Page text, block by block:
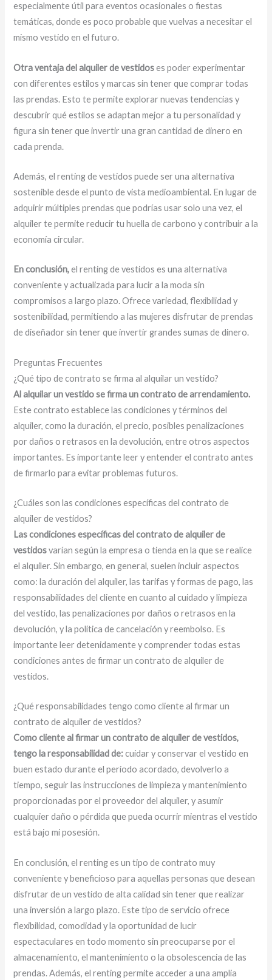
especialmente útil para eventos ocasionales o fiestas
temáticas, donde es poco probable que vuelvas a necesitar el
mismo vestido en el futuro.
Otra ventaja del alquiler de vestidoses poder experimentar
con diferentes estilos y marcas sin tener que comprar todas
las prendas. Esto te permite explorar nuevas tendencias y
descubrir qué estilos se adaptan mejor a tu personalidad y
figura sin tener que invertir una gran cantidad de dinero en
cada prenda.
Además, el renting de vestidos puede ser una alternativa
sostenible desde el punto de vista medioambiental. En lugar de
adquirir múltiples prendas que podrías usar solo una vez, el
alquiler te permite reducir tu huella de carbono y contribuir a la
economía circular.
En conclusión,el renting de vestidos es una alternativa
conveniente y actualizada para lucir a la moda sin
compromisos a largo plazo. Ofrece variedad, flexibilidad y
sostenibilidad, permitiendo a las mujeres disfrutar de prendas
de diseñador sin tener que invertir grandes sumas de dinero.
Preguntas Frecuentes
¿Qué tipo de contrato se firma al alquilar un vestido?
Al alquilar un vestido se firma un contrato de arrendamiento.
Este contrato establece las condiciones y términos del
alquiler, como la duración, el precio, posibles penalizaciones
por daños o retrasos en la devolución, entre otros aspectos
importantes. Es importante leer y entender el contrato antes
de firmarlo para evitar problemas futuros.
¿Cuáles son las condiciones específicas del contrato de
alquiler de vestidos?
Las condiciones específicas del contrato de alquiler de
vestidosvarían según la empresa o tienda en la que se realice
el alquiler. Sin embargo, en general, suelen incluir aspectos
como: la duración del alquiler, las tarifas y formas de pago, las
responsabilidades del cliente en cuanto al cuidado y limpieza
del vestido, las penalizaciones por daños o retrasos en la
devolución, y la política de cancelación y reembolso. Es
importante leer detenidamente y comprender todas estas
condiciones antes de firmar un contrato de alquiler de
vestidos.
¿Qué responsabilidades tengo como cliente al firmar un
contrato de alquiler de vestidos?
Como cliente al firmar un contrato de alquiler de vestidos,
tengo la responsabilidad de:cuidar y conservar el vestido en
buen estado durante el período acordado, devolverlo a
tiempo, seguir las instrucciones de limpieza y mantenimiento
proporcionadas por el proveedor del alquiler, y asumir
cualquier daño o pérdida que pueda ocurrir mientras el vestido
está bajo mi posesión.
En conclusión, el renting es un tipo de contrato muy
conveniente y beneficioso para aquellas personas que desean
disfrutar de un vestido de alta calidad sin tener que realizar
una inversión a largo plazo. Este tipo de servicio ofrece
flexibilidad, comodidad y la oportunidad de lucir
espectaculares en todo momento sin preocuparse por el
almacenamiento, el mantenimiento o la obsolescencia de las
prendas. Además, el renting permite acceder a una amplia